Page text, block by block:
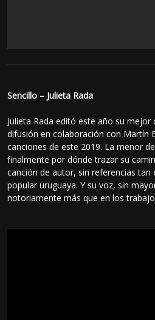
Sencillo – Julieta Rada
Julieta Rada editó este año su
difusión en colaboración con Martín
canciones de este 2019. La menor
finalmente por dónde trazar su
canción de autor, sin referencias tan
popular uruguaya. Y su voz, sin
notoriamente más que en los